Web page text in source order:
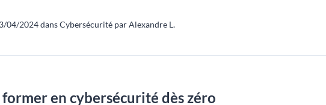
04/2024 dans Cybersécurité par Alexandre L.
former en cybersécurité dès zéro